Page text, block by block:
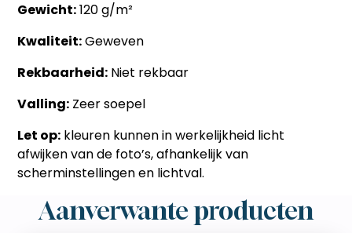
Gewicht:120 g/m²
Kwaliteit:Geweven
Rekbaarheid: Niet rekbaar
Valling: Zeer soepel
Let op: kleuren kunnen in werkelijkheid licht
afwijken van de foto’s, afhankelijk van
scherminstellingen en lichtval.
Aanverwante producten